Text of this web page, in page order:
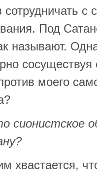
сотрудничать
Под
называют.
сосуществуя
моего
сионистское
хвастается,